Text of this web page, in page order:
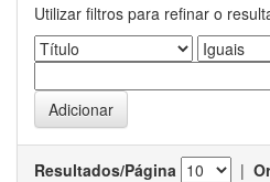
Utilizar filtros para refinar o
Resultados/Página |